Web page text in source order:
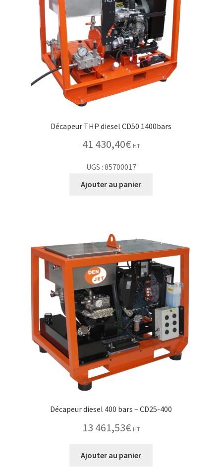
Décapeur THP diesel CD50 1400bars
41 430,40€ HT
UGS : 85700017
Ajouter au panier
Décapeur diesel 400 bars – CD25-400
13 461,53€ HT
Ajouter au panier